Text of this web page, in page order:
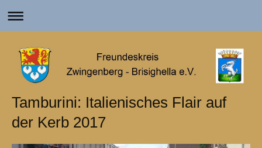
Tamburini: Italienisches Flair auf
der Kerb 2017